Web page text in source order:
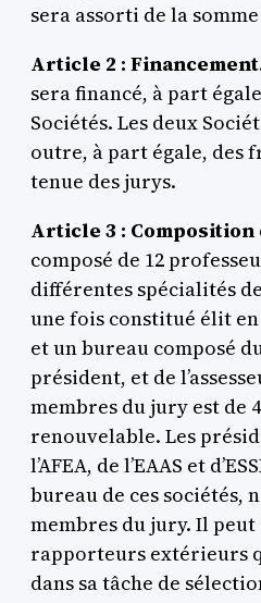
sera assorti de la
Article 2 : Financement
sera financé, à part
Sociétés. Les deux
outre, à part égale, des
tenue des jurys.
Article 3 :
composé de 12
différentes spécialités
une fois constitué élit
et un bureau composé
président, et de
membres du jury est de
renouvelable. Les
l’AFEA, de l’EAAS et
bureau de ces sociétés,
membres du jury. Il
rapporteurs extérieurs
dans sa tâche de